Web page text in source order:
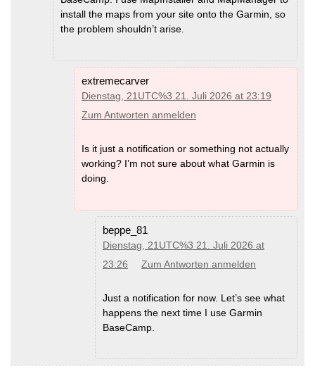
install the maps from your site onto the Garmin, so
the problem shouldn’t arise.
extremecarver
Dienstag, 21UTC%3 21. Juli 2026 at 23:19
Zum Antworten anmelden
Is it just a notification or something not actually
working? I’m not sure about what Garmin is
doing.
beppe_81
Dienstag, 21UTC%3 21. Juli 2026 at
23:26
Zum Antworten anmelden
Just a notification for now. Let’s see what
happens the next time I use Garmin
BaseCamp.